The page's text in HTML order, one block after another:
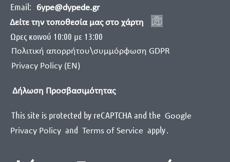
Email:
6ype@dypede.gr
Δείτε την τοποθεσία μας στο χάρτη
Ωρες κοινού 10:00 με 13:00
Πολιτική απορρήτου\συμμόρφωση GDPR
Privacy Policy (EN)
Δήλωση Προσβασιμότητας
This site is protected by reCAPTCHA and the Google
Privacy Policy and Terms of Service apply.